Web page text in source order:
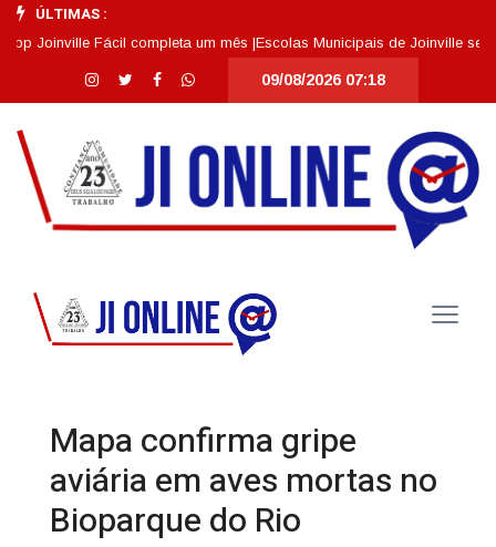
ÚLTIMAS :
Fácil completa um mês | Escolas Municipais de Joinville se
09/08/2026 07:18
Mapa confirma gripe
aviária em aves mortas no
Bioparque do Rio